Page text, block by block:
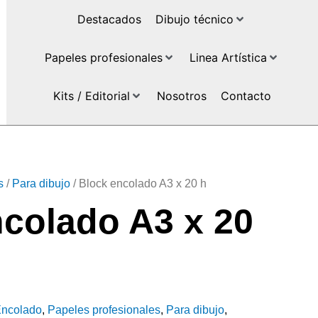
Destacados Dibujo técnico
Papeles profesionales Linea Artística
Kits / Editorial Nosotros Contacto
/ Para dibujo / Block encolado A3 x 20 h
A3 x 20
, Papeles profesionales, Para dibujo,